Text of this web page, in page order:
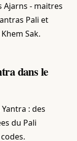
Ajarns - maitres
Pali et
Sak.
dans le
: des
du Pali